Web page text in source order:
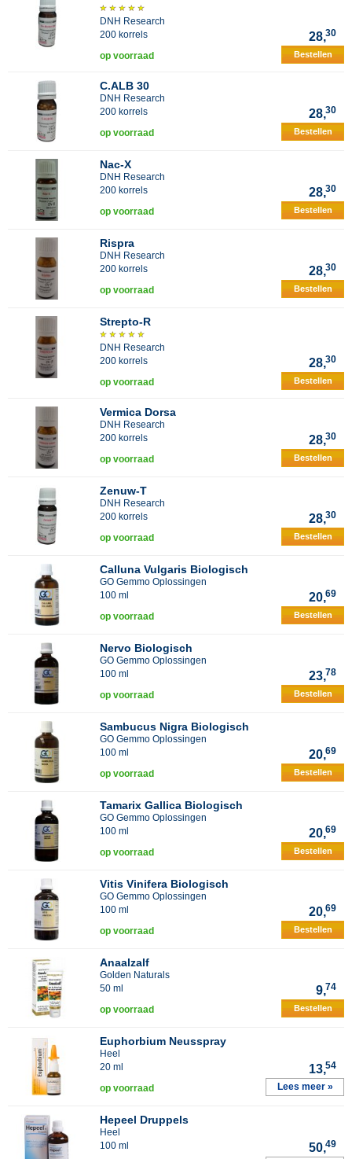
DNH Research
200 korrels
28,30
op voorraad Bestellen
C.ALB 30
DNH Research
200 korrels
28,30
op voorraad Bestellen
Nac-X
DNH Research
200 korrels
28,30
op voorraad Bestellen
Rispra
DNH Research
200 korrels
28,30
op voorraad Bestellen
Strepto-R
DNH Research
200 korrels
28,30
op voorraad Bestellen
Vermica Dorsa
DNH Research
200 korrels
28,30
op voorraad Bestellen
Zenuw-T
DNH Research
200 korrels
28,30
op voorraad Bestellen
Calluna Vulgaris Biologisch
GO Gemmo Oplossingen
100 ml
20,69
op voorraad Bestellen
Nervo Biologisch
GO Gemmo Oplossingen
100 ml
23,78
op voorraad Bestellen
Sambucus Nigra Biologisch
GO Gemmo Oplossingen
100 ml
20,69
op voorraad Bestellen
Tamarix Gallica Biologisch
GO Gemmo Oplossingen
100 ml
20,69
op voorraad Bestellen
Vitis Vinifera Biologisch
GO Gemmo Oplossingen
100 ml
20,69
op voorraad Bestellen
Anaalzalf
Golden Naturals
50 ml
9,74
op voorraad Bestellen
Euphorbium Neusspray
Heel
20 ml
13,54
op voorraad Lees meer »
Hepeel Druppels
Heel
100 ml
50,49